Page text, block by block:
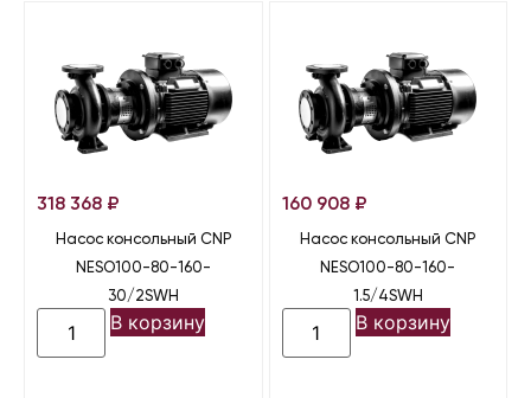
318 368 ₽
Насос консольный CNP
NESO100-80-160-
30/2SWH
В корзину
160 908 ₽
Насос консольный CNP
NESO100-80-160-
1.5/4SWH
В корзину